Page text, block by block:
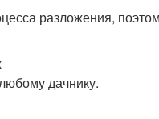
разложения,
дачнику.